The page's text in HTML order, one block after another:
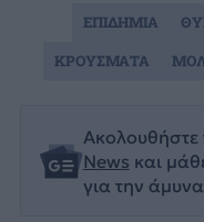
News και
για την
ΕΠΙΔΗΜΙΑ
ΚΡΟΥΣΜΑΤΑ